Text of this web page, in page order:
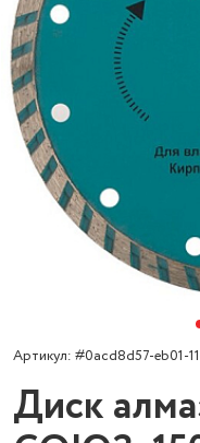
Артикул: #0acd8d57-eb01-
Диск